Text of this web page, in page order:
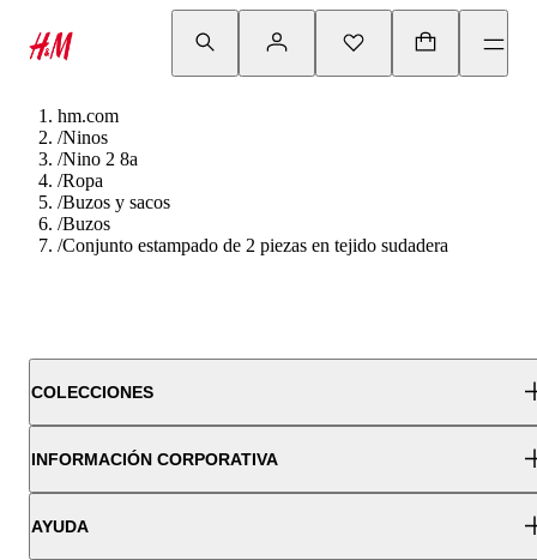
hm.com
/Ninos
/Nino 2 8a
/Ropa
/Buzos y sacos
/Buzos
/Conjunto estampado de 2 piezas en tejido sudadera
COLECCIONES
INFORMACIÓN CORPORATIVA
AYUDA